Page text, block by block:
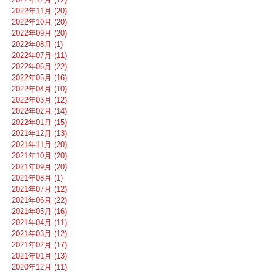
2022年11月 (20)
2022年10月 (20)
2022年09月 (20)
2022年08月 (1)
2022年07月 (11)
2022年06月 (22)
2022年05月 (16)
2022年04月 (10)
2022年03月 (12)
2022年02月 (14)
2022年01月 (15)
2021年12月 (13)
2021年11月 (20)
2021年10月 (20)
2021年09月 (20)
2021年08月 (1)
2021年07月 (12)
2021年06月 (22)
2021年05月 (16)
2021年04月 (11)
2021年03月 (12)
2021年02月 (17)
2021年01月 (13)
2020年12月 (11)